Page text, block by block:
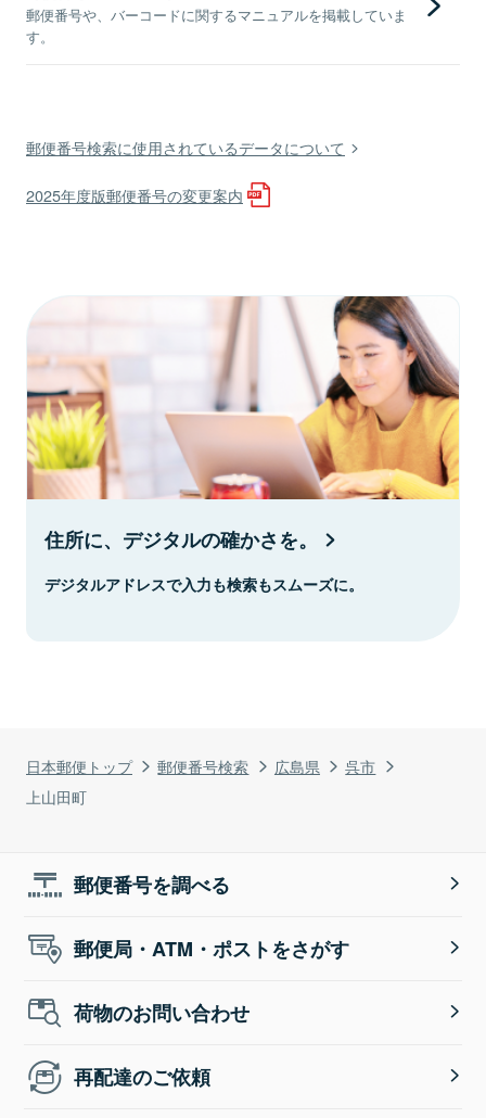
日本郵便トップ 郵便番号検索 広島県
呉市
上山田町
郵便番号や、バーコードに関するマニュアルを掲載していま
す。
郵便番号検索に使用されているデータについて
2025年度版郵便番号の変更案内
住所に、デジタルの確かさを。
デジタルアドレスで入力も検索もスムーズに。
郵便番号を調べる
郵便局・ATM・ポストをさがす
荷物のお問い合わせ
再配達のご依頼